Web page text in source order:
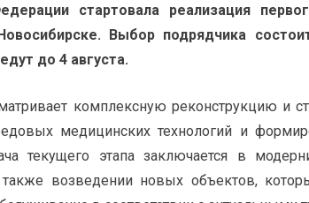
стартовала реализация
Выбор подрядчика
до 4 августа.
комплексную реконструкцию и
медицинских технологий и
текущего этапа заключается в
возведении новых объектов,